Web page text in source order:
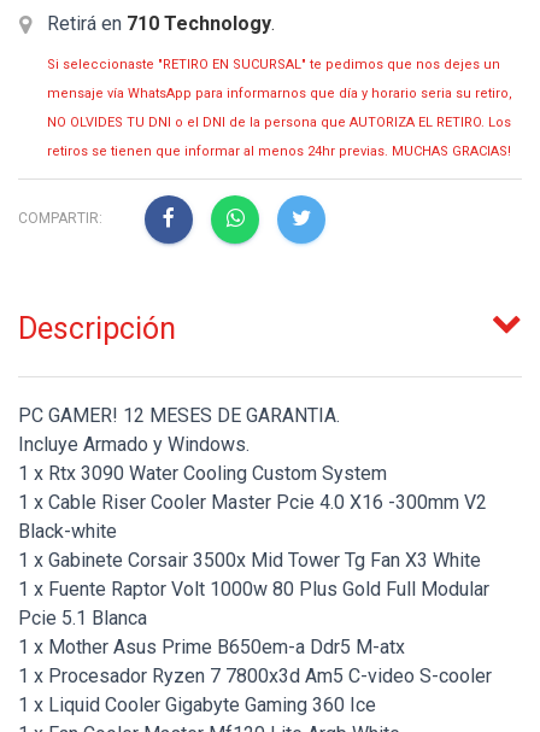
Retirá en 710 Technology.
Si seleccionaste "RETIRO EN SUCURSAL" te pedimos que nos dejes un
mensaje vía WhatsApp para informarnos que día y horario seria su retiro,
NO OLVIDES TU DNI o el DNI de la persona que AUTORIZA EL RETIRO. Los
retiros se tienen que informar al menos 24hr previas. MUCHAS GRACIAS!
COMPARTIR:
Descripción
PC GAMER! 12 MESES DE GARANTIA.
Incluye Armado y Windows.
1 x Rtx 3090 Water Cooling Custom System
1 x Cable Riser Cooler Master Pcie 4.0 X16 -300mm V2
Black-white
1 x Gabinete Corsair 3500x Mid Tower Tg Fan X3 White
1 x Fuente Raptor Volt 1000w 80 Plus Gold Full Modular
Pcie 5.1 Blanca
1 x Mother Asus Prime B650em-a Ddr5 M-atx
1 x Procesador Ryzen 7 7800x3d Am5 C-video S-cooler
1 x Liquid Cooler Gigabyte Gaming 360 Ice